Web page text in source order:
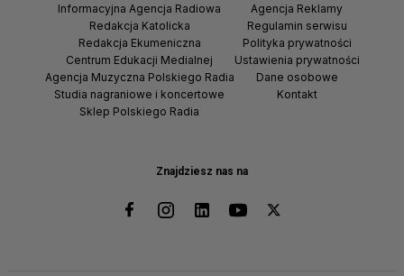
Znajdziesz nas na
Informacyjna Agencja Radiowa
Redakcja Katolicka
Redakcja Ekumeniczna
Centrum Edukacji Medialnej
Agencja Muzyczna Polskiego Radia
Studia nagraniowe i koncertowe
Sklep Polskiego Radia
Agencja Reklamy
Regulamin serwisu
Polityka prywatności
Ustawienia prywatności
Dane osobowe
Kontakt